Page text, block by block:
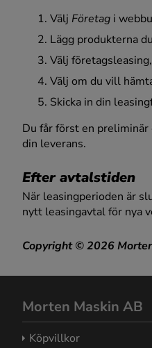
Välj Företag i
Lägg produkterna
Välj
Välj om du vill
Skicka in din
Du får först en
din leverans.
Efter avtalstiden
När leasingperioden är
nytt leasingavtal för nya
Copyright © 2026
Morten Maskin AB
Köpvillkor